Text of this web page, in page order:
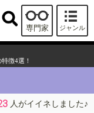
ジャンル
専門家
徴4選！
人がイイネしました♪